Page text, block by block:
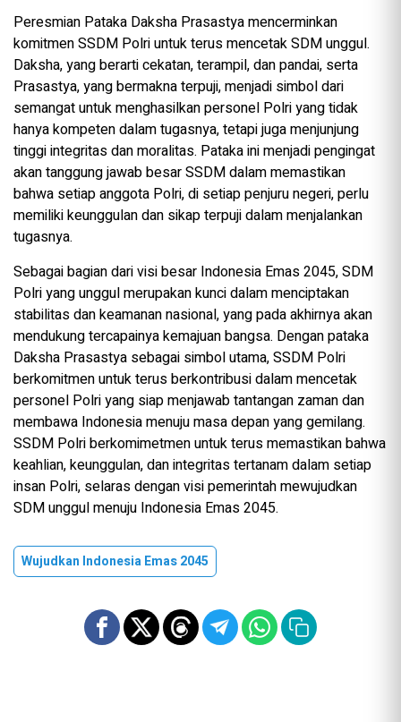
Peresmian Pataka Daksha Prasastya mencerminkan
komitmen SSDM Polri untuk terus mencetak SDM unggul.
Daksha, yang berarti cekatan, terampil, dan pandai, serta
Prasastya, yang bermakna terpuji, menjadi simbol dari
semangat untuk menghasilkan personel Polri yang tidak
hanya kompeten dalam tugasnya, tetapi juga menjunjung
tinggi integritas dan moralitas. Pataka ini menjadi pengingat
akan tanggung jawab besar SSDM dalam memastikan
bahwa setiap anggota Polri, di setiap penjuru negeri, perlu
memiliki keunggulan dan sikap terpuji dalam menjalankan
tugasnya.
Sebagai bagian dari visi besar Indonesia Emas 2045, SDM
Polri yang unggul merupakan kunci dalam menciptakan
stabilitas dan keamanan nasional, yang pada akhirnya akan
mendukung tercapainya kemajuan bangsa. Dengan pataka
Daksha Prasastya sebagai simbol utama, SSDM Polri
berkomitmen untuk terus berkontribusi dalam mencetak
personel Polri yang siap menjawab tantangan zaman dan
membawa Indonesia menuju masa depan yang gemilang.
SSDM Polri berkomimetmen untuk terus memastikan bahwa
keahlian, keunggulan, dan integritas tertanam dalam setiap
insan Polri, selaras dengan visi pemerintah mewujudkan
SDM unggul menuju Indonesia Emas 2045.
Wujudkan Indonesia Emas 2045